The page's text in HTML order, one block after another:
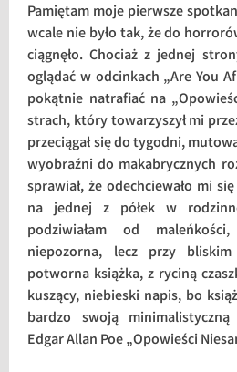
Pamiętam moje pierwsze
wcale nie było tak, że do
ciągnęło. Chociaż z jednej
oglądać w odcinkach „Are You
pokątnie natrafiać na
strach, który towarzyszył mi
przeciągał się do tygodni,
wyobraźni do makabrycznych
sprawiał, że odechciewało mi
na jednej z półek w
podziwiałam od
niepozorna, lecz przy
potworna książka, z ryciną
kuszący, niebieski napis, bo
bardzo swoją
Edgar Allan Poe „Opowieści